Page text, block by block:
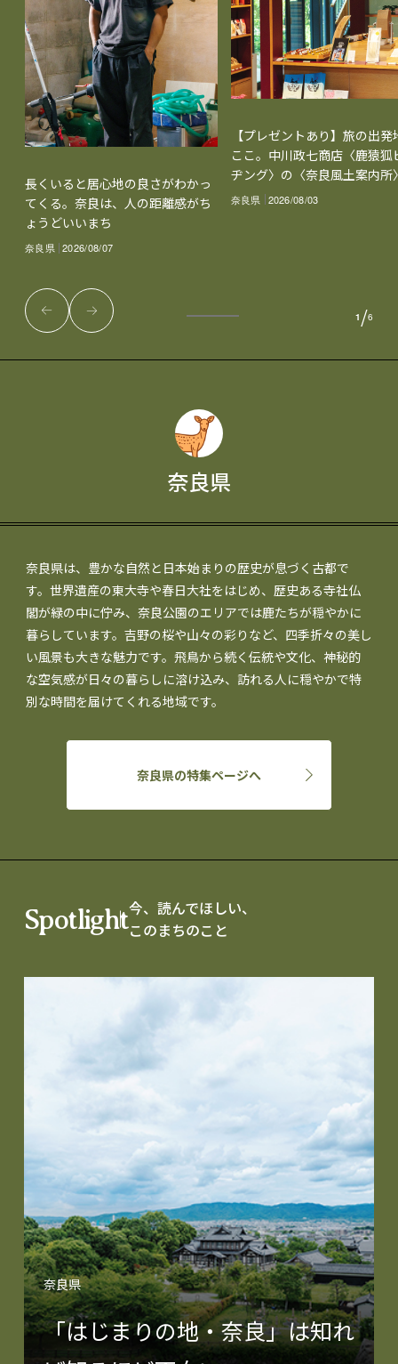
奈良県
奈良県は、豊かな自然と日本始まりの歴史が息づく古都で
す。世界遺産の東大寺や春日大社をはじめ、歴史ある寺社仏
閣が緑の中に佇み、奈良公園のエリアでは鹿たちが穏やかに
暮らしています。吉野の桜や山々の彩りなど、四季折々の美し
い風景も大きな魅力です。飛鳥から続く伝統や文化、神秘的
な空気感が日々の暮らしに溶け込み、訪れる人に穏やかで特
別な時間を届けてくれる地域です。
奈良県の特集ページへ
長くいると居心地の良さがわかっ
てくる。奈良は、人の距離感がち
ょうどいいまち
奈良県 2026/08/07
【プレゼントあり】旅の出発
ここ。中川政七商店〈鹿猿狐
ヂング〉の〈奈良風土案内所
奈良県 2026/08/03
1 /6
Spotlight今、読んでほしい、
このまちのこと
奈良県
「はじまりの地・奈良」は知れ